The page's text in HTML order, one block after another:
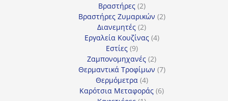
προϊόντα
Βραστήρες 22
προϊόντα
Βραστήρες Ζυμαρικών 22
Διανεμητές 22
προϊόντα
Εργαλεία Κουζίνας 44
Εστίες 99
προϊόντα
Ζαμπονομηχανές 22
προϊόντα
Θερμαντικά Τροφίμων 77
Θερμόμετρα 44
προϊόντα
Καρότσια Μεταφοράς 66